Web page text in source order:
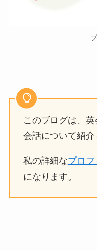
このブログは、
会話について紹介
私の詳細なプロフ
になります。